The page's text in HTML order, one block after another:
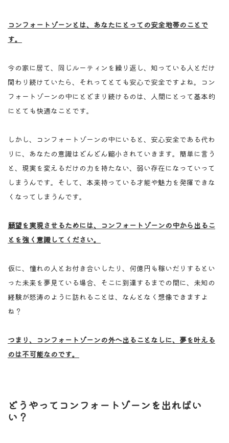
コンフォートゾーンとは、あなたにとっての安全地帯のことで
す。
今の家に居て、同じルーティンを繰り返し、知っている人とだけ
関わり続けていたら、それってとても安心で安全ですよね。コン
フォートゾーンの中にとどまり続けるのは、人間にとって基本的
にとても快適なことです。
しかし、コンフォートゾーンの中にいると、安心安全である代わ
りに、あなたの意識はどんどん縮小されていきます。簡単に言う
と、現実を変えるだけの力を持たない、弱い存在になっていって
しまうんです。そして、本来持っている才能や魅力を発揮できな
くなってしまうんです。
願望を実現させるためには、コンフォートゾーンの中から出るこ
とを強く意識してください。
仮に、憧れの人とお付き合いしたり、何億円も稼いだりするとい
った未来を夢見ている場合、そこに到達するまでの間に、未知の
経験が怒涛のように訪れることは、なんとなく想像できますよ
ね？
つまり、コンフォートゾーンの外へ出ることなしに、夢を叶える
のは不可能なのです。
どうやってコンフォートゾーンを出ればい
い？